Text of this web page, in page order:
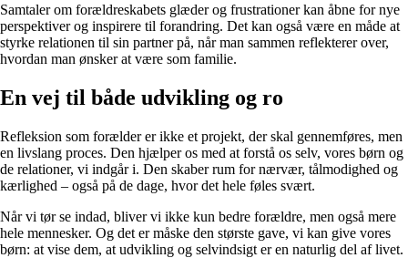
Samtaler om forældreskabets glæder og frustrationer kan åbne for nye
perspektiver og inspirere til forandring. Det kan også være en måde at
styrke relationen til sin partner på, når man sammen reflekterer over,
hvordan man ønsker at være som familie.
En vej til både udvikling og ro
Refleksion som forælder er ikke et projekt, der skal gennemføres, men
en livslang proces. Den hjælper os med at forstå os selv, vores børn og
de relationer, vi indgår i. Den skaber rum for nærvær, tålmodighed og
kærlighed – også på de dage, hvor det hele føles svært.
Når vi tør se indad, bliver vi ikke kun bedre forældre, men også mere
hele mennesker. Og det er måske den største gave, vi kan give vores
børn: at vise dem, at udvikling og selvindsigt er en naturlig del af livet.